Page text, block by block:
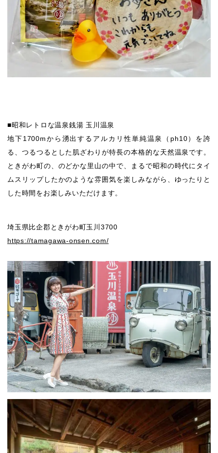
■昭和レトロな温泉銭湯 玉川温泉
地下1700mから湧出するアルカリ性単純温泉（ph10）を誇
る、つるつるとした肌ざわりが特長の本格的な天然温泉です。
ときがわ町の、のどかな里山の中で、まるで昭和の時代にタイ
ムスリップしたかのような雰囲気を楽しみながら、ゆったりと
した時間をお楽しみいただけます。
埼玉県比企郡ときがわ町玉川3700
https://tamagawa-onsen.com/